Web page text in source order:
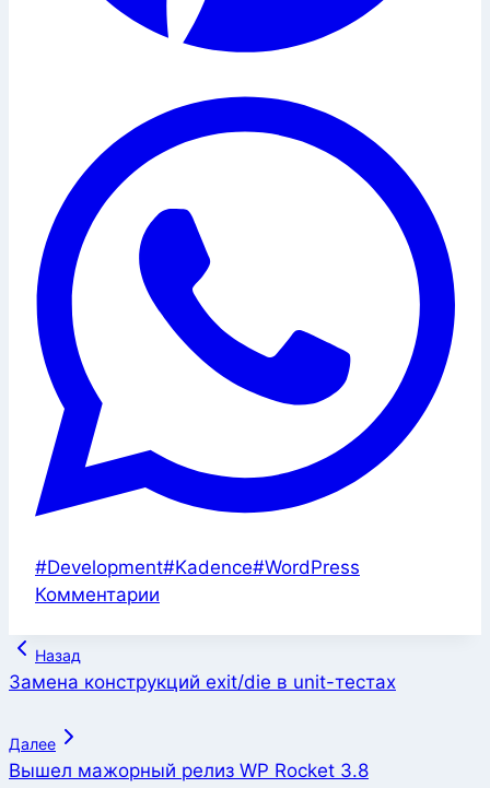
Метки
записи:
#Development#Kadence#WordPress
Комментарии
Навигация
по
Назад
Замена конструкций exit/die в unit-тестах
Далее
Вышел мажорный релиз WP Rocket 3.8